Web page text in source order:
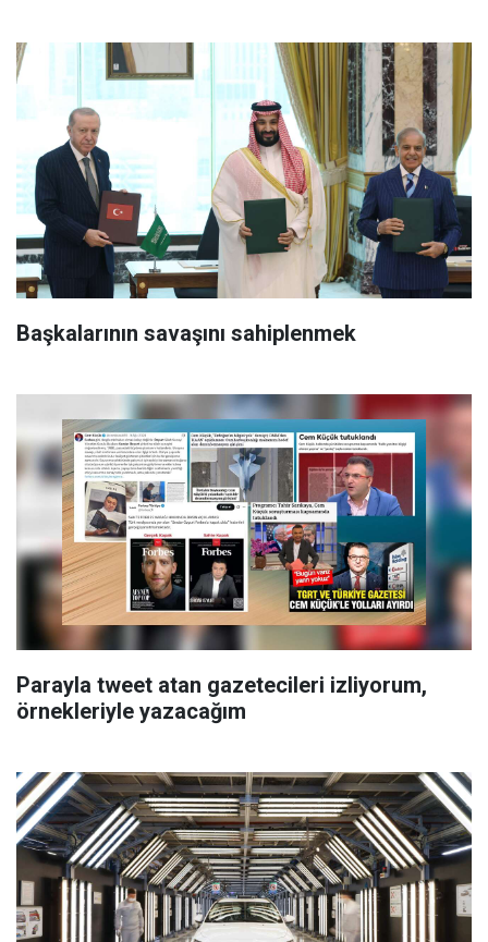
Başkalarının savaşını sahiplenmek
Parayla tweet atan gazetecileri izliyorum,
örnekleriyle yazacağım